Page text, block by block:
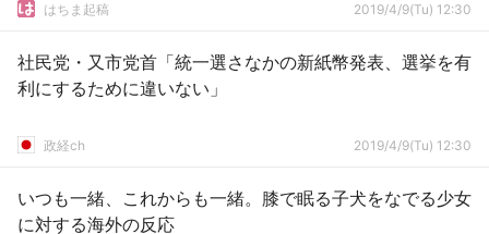
はちま起稿 2019/4/9(Tu) 12:30
社民党・又市党首「統一選さなかの新紙幣発表、選挙を有
利にするために違いない」
政経ch 2019/4/9(Tu) 12:30
いつも一緒、これからも一緒。膝で眠る子犬をなでる少女
に対する海外の反応